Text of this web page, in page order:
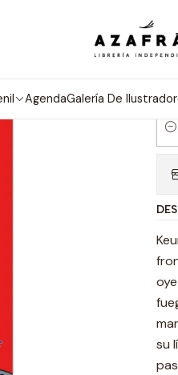
AgendaGalería De
Mi Amigo
su